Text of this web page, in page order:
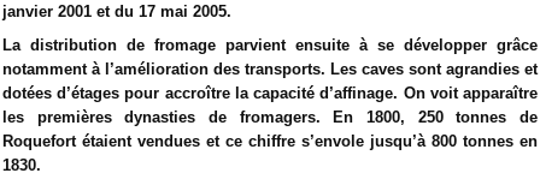
janvier 2001 et du 17 mai 2005.
La distribution de fromage parvient ensuite à se développer grâce
notamment à l’amélioration des transports. Les caves sont agrandies et
dotées d’étages pour accroître la capacité d’affinage. On voit apparaître
les premières dynasties de fromagers. En 1800, 250 tonnes de
Roquefort étaient vendues et ce chiffre s’envole jusqu’à 800 tonnes en
1830.